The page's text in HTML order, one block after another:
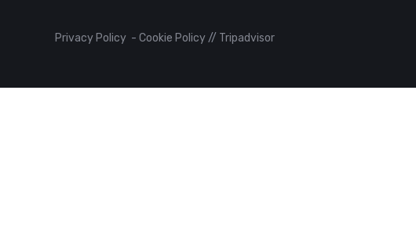
Privacy Policy - Cookie Policy// Tripadvisor